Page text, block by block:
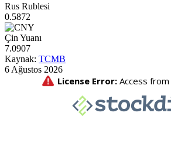
Rus Rublesi
0.5872
Çin Yuanı
7.0907
Kaynak: TCMB
6 Ağustos 2026